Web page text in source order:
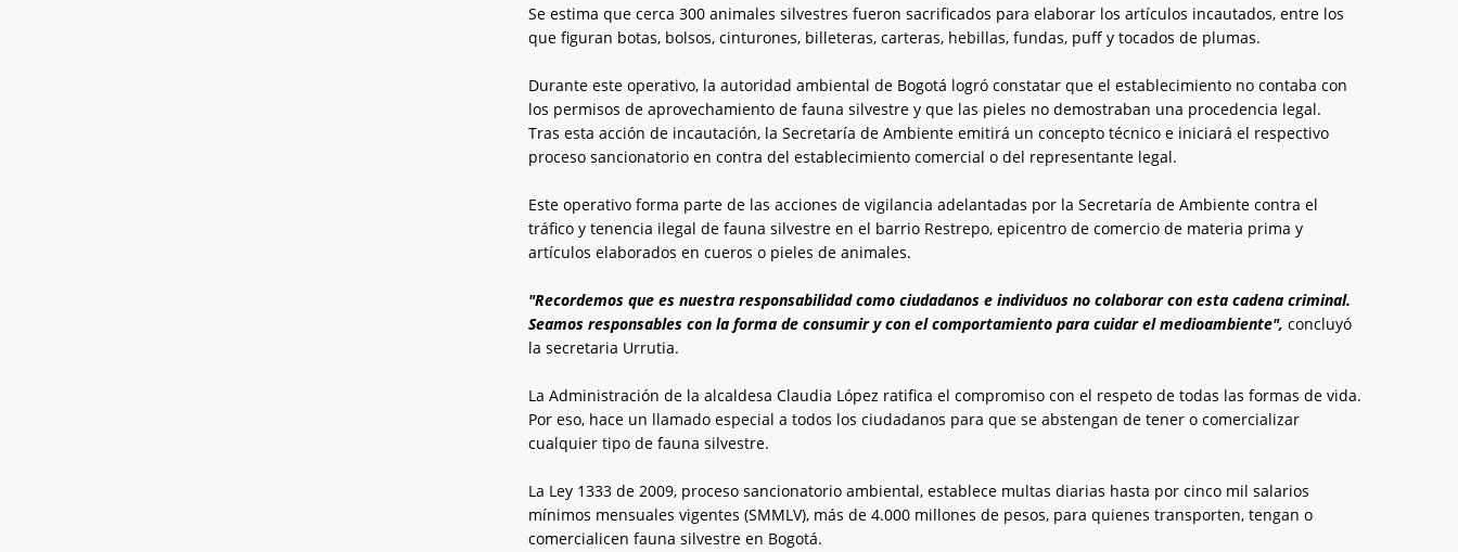
Se estima que cerca 300 animales silvestres fueron sacrificados para elaborar los artículos incautados, entre los
que figuran botas, bolsos, cinturones, billeteras, carteras, hebillas, fundas, puff y tocados de plumas.
Durante este operativo, la autoridad ambiental de Bogotá logró constatar que el establecimiento no contaba con
los permisos de aprovechamiento de fauna silvestre y que las pieles no demostraban una procedencia legal.
Tras esta acción de incautación, la Secretaría de Ambiente emitirá un concepto técnico e iniciará el respectivo
proceso sancionatorio en contra del establecimiento comercial o del representante legal.
Este operativo forma parte de las acciones de vigilancia adelantadas por la Secretaría de Ambiente contra el
tráfico y tenencia ilegal de fauna silvestre en el barrio Restrepo, epicentro de comercio de materia prima y
artículos elaborados en cueros o pieles de animales.
"Recordemos que es nuestra responsabilidad como ciudadanos e individuos no colaborar con esta cadena criminal.
Seamos responsables con la forma de consumir y con el comportamiento para cuidar el medioambiente", concluyó
la secretaria Urrutia.
La Administración de la alcaldesa Claudia López ratifica el compromiso con el respeto de todas las formas de vida.
Por eso, hace un llamado especial a todos los ciudadanos para que se abstengan de tener o comercializar
cualquier tipo de fauna silvestre.
La Ley 1333 de 2009, proceso sancionatorio ambiental, establece multas diarias hasta por cinco mil salarios
mínimos mensuales vigentes (SMMLV), más de 4.000 millones de pesos, para quienes transporten, tengan o
comercialicen fauna silvestre en Bogotá.